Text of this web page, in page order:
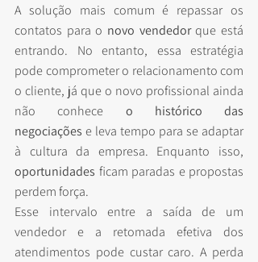
A solução mais comum é repassar os
contatos para o novo vendedor que está
entrando. No entanto, essa estratégia
pode comprometer o relacionamento com
o cliente, já que o novo profissional ainda
não conhece o histórico das
negociações e leva tempo para se adaptar
oportunidades ficam paradas e propostas
perdem força.
Esse intervalo entre a saída de um
vendedor e a retomada efetiva dos
atendimentos pode custar caro. A perda